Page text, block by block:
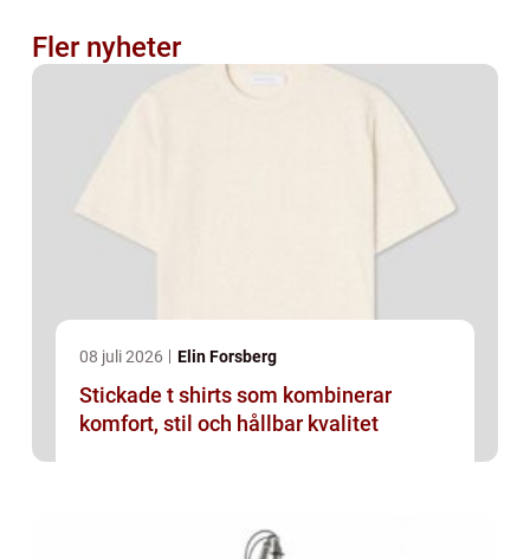
Fler nyheter
08 juli 2026 Elin Forsberg
Stickade t shirts som kombinerar
komfort, stil och hållbar kvalitet